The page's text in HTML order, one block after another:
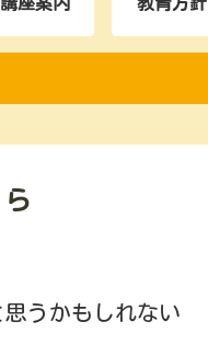
うかもしれない